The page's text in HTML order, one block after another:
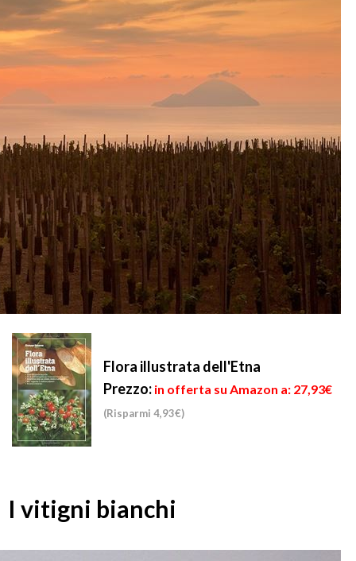
Flora illustrata dell'Etna
Prezzo: in offerta su Amazon a: 27,93€
(Risparmi 4,93€)
I vitigni bianchi